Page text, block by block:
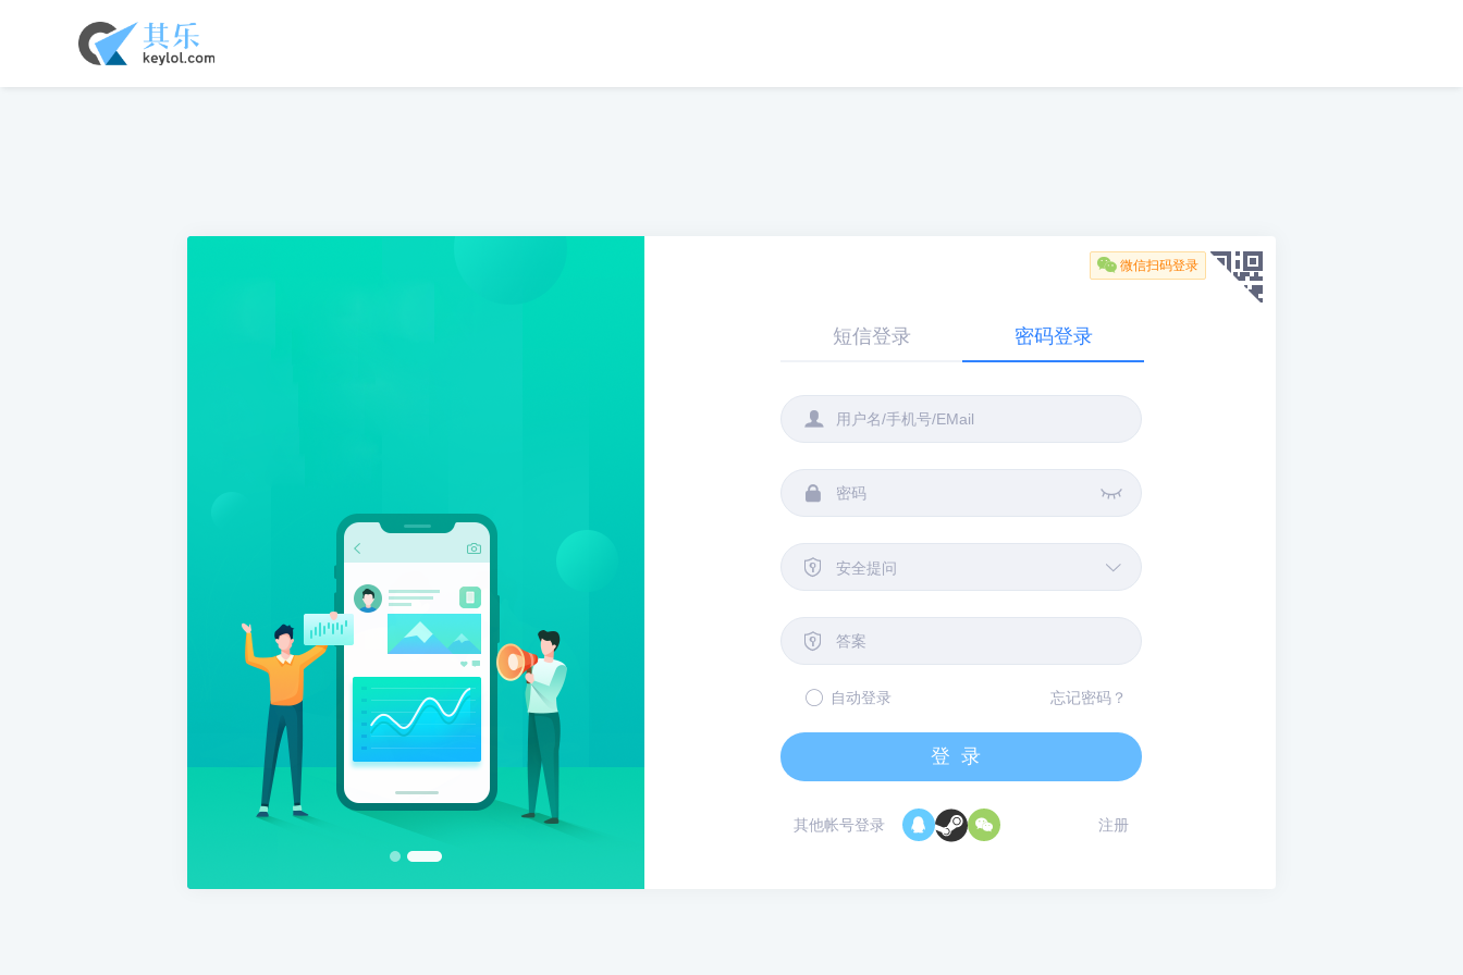
 微信扫码登录
短信登录 密码登录

 
 安全提问 

自动登录 忘记密码？
登录
其他帐号登录   注册